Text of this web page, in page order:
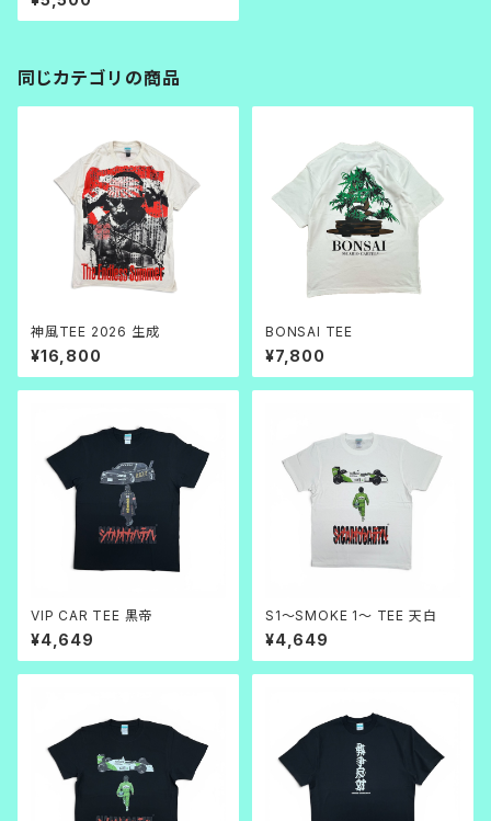
同じカテゴリの商品
神風TEE 2026 生成
¥16,800
BONSAI TEE
¥7,800
VIP CAR TEE 黒帝
¥4,649
S1～SMOKE 1～ TEE 天白
¥4,649